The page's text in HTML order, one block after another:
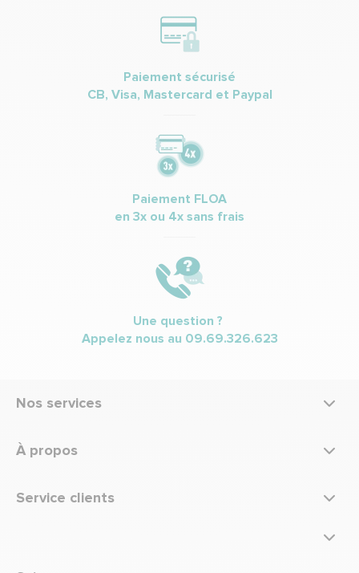
Paiement sécurisé
CB, Visa, Mastercard et Paypal
Paiement FLOA
en 3x ou 4x sans frais
Une question ?
Appelez nous au 09.69.326.623
Nos services
À propos
Service clients